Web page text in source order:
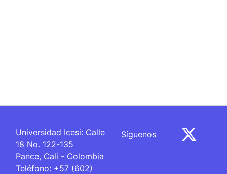
Universidad Icesi: Calle
18 No. 122-135
Pance, Cali - Colombia
Teléfono: +57 (602)
Síguenos